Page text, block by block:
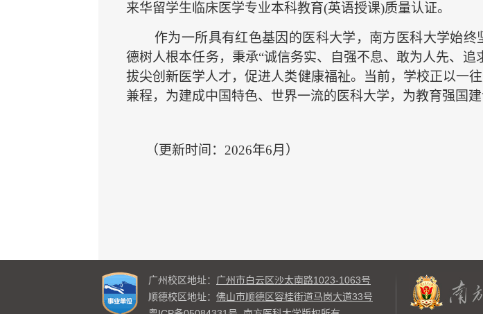
来华留学生临床医学专业本科教育(英语授课)质量认证。
作为一所具有红色基因的医科大学，南方医科大学始
德树人根本任务，秉承“诚信务实、自强不息、敢为人先、
拔尖创新医学人才，促进人类健康福祉。当前，学校正以一
兼程，为建成中国特色、世界一流的医科大学，为教育强国
（更新时间：2026年6月）
广州校区地址： 广州市白云区沙太南路1023-1063号
顺德校区地址： 佛山市顺德区容桂街道马岗大道33号